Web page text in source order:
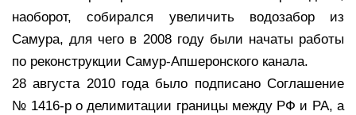
наоборот, собирался увеличить водозабор из
Самура, для чего в 2008 году были начаты работы
по реконструкции Самур-Апшеронского канала.
28 августа 2010 года было подписано Соглашение
№ 1416-р о делимитации границы между РФ и РА, а